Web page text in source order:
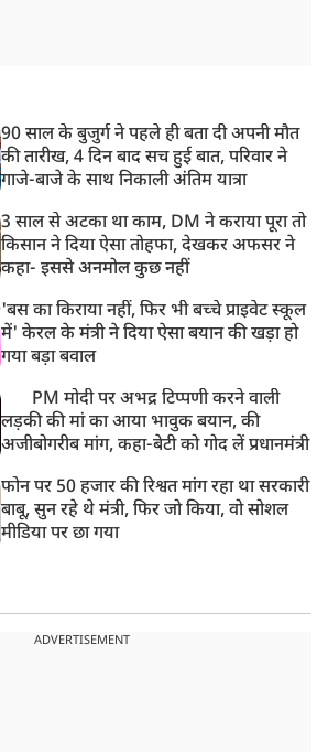
90 साल के बुजुर्ग ने पहले ही बता दी अपनी मौत
की तारीख, 4 दिन बाद सच हुई बात, परिवार ने
गाजे-बाजे के साथ निकाली अंतिम यात्रा
3 साल से अटका था काम, DM ने कराया पूरा तो
किसान ने दिया ऐसा तोहफा, देखकर अफसर ने
कहा- इससे अनमोल कुछ नहीं
'बस का किराया नहीं, फिर भी बच्चे प्राइवेट स्कूल
में' केरल के मंत्री ने दिया ऐसा बयान की खड़ा हो
गया बड़ा बवाल
PM मोदी पर अभद्र टिप्पणी करने वाली
लड़की की मां का आया भावुक बयान, की
अजीबोगरीब मांग, कहा-बेटी को गोद लें प्रधानमंत्री
फोन पर 50 हजार की रिश्वत मांग रहा था सरकारी
बाबू, सुन रहे थे मंत्री, फिर जो किया, वो सोशल
मीडिया पर छा गया
ADVERTISEMENT